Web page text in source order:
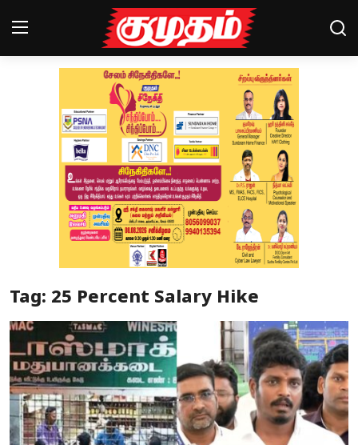
Magazines
Special Story
Business
Crime
Tag: 25 Percent Salary Hike